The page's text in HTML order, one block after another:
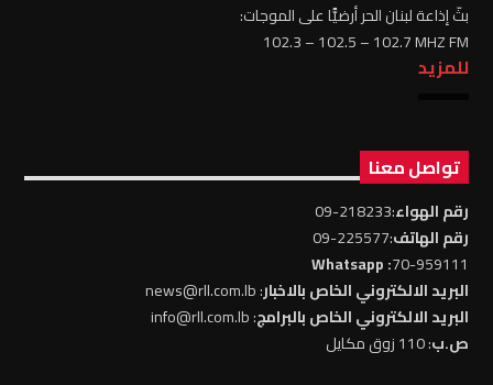
بثّ إذاعة لبنان الحر أرضيًّا على الموجات:
102.3 – 102.5 – 102.7 MHZ FM
للمزيد
تواصل معنا
رقم الهواء:218233-09
رقم الهاتف:225577-09
70-959111
: Whatsapp
البريد الالكتروني الخاص بالاخبار: news@rll.com.lb
البريد الالكتروني الخاص بالبرامج: info@rll.com.lb
ص.ب: 110 زوق مكايل